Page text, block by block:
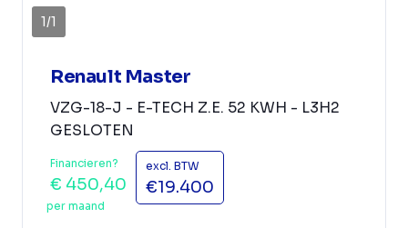
1/1
Renault Master
VZG-18-J - E-TECH Z.E. 52 KWH - L3H2
GESLOTEN
Financieren?
€ 450,40
per maand
excl. BTW
€19.400